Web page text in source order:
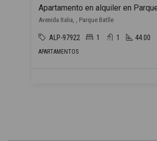
Apartamento en alquiler en
Avenida Italia, , Parque Batlle
ALP-97922 1 1 44.00
APARTAMENTOS